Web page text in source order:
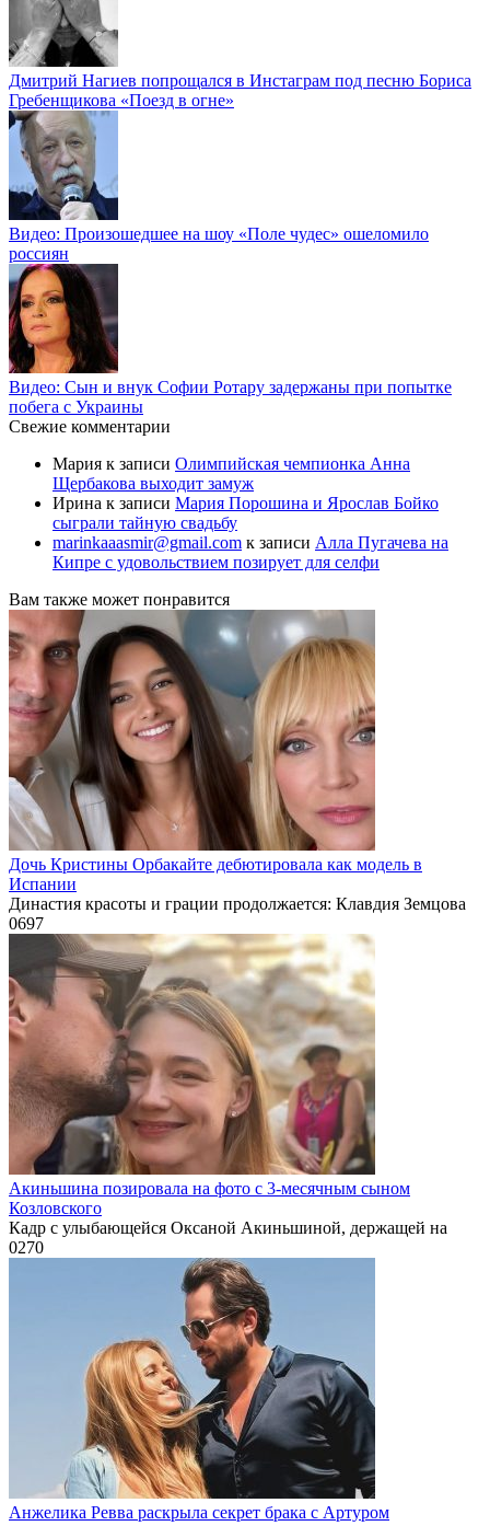
Дмитрий Нагиев попрощался в Инстаграм под песню Бориса
Гребенщикова «Поезд в огне»
Видео: Произошедшее на шоу «Поле чудес» ошеломило
россиян
Видео: Сын и внук Софии Ротару задержаны при попытке
побега с Украины
Свежие комментарии
Мария к записи Олимпийская чемпионка Анна
Щербакова выходит замуж
Ирина к записи Мария Порошина и Ярослав Бойко
сыграли тайную свадьбу
marinkaaasmir@gmail.com к записи Алла Пугачева на
Кипре с удовольствием позирует для селфи
Вам также может понравится
Дочь Кристины Орбакайте дебютировала как модель в
Испании
Династия красоты и грации продолжается: Клавдия Земцова
0697
Акиньшина позировала на фото с 3-месячным сыном
Козловского
Кадр с улыбающейся Оксаной Акиньшиной, держащей на
0270
Анжелика Ревва раскрыла секрет брака с Артуром